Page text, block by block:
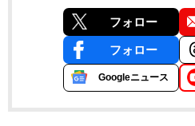
フォロー
フォロー
Googleニュース